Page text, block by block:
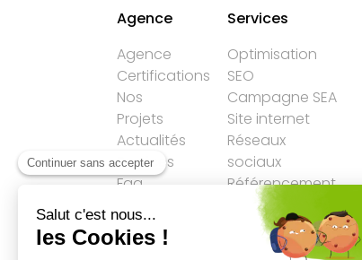
Agence
Agence
Certifications
Nos
Projets
Actualités
Services
Faq
Services
Optimisation
SEO
Campagne SEA
Site internet
Réseaux
sociaux
Référencement